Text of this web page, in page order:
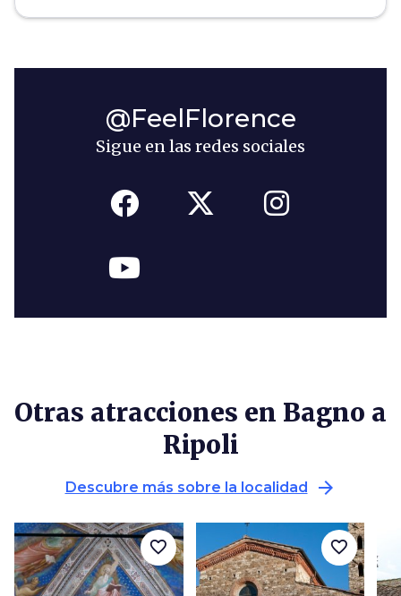
@FeelFlorence
Sigue en las redes sociales
Otras atracciones en Bagno a
Ripoli
Descubre más sobre la localidad arrow_forward
favorite_border favorite_border